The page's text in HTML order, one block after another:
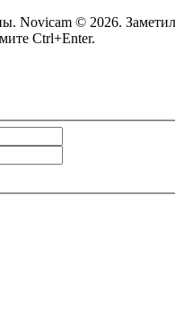
Novicam © 2026.
Ctrl+Enter.